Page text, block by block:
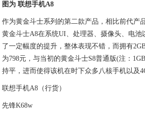
图为 联想手机A8
作为黄金斗士系列的第二款产品，相比前代产
黄金斗士A8在系统UI、处理器、摄像头、电池
了一定幅度的提升，整体表现不错，而拥有
为798元，与当初的黄金斗士S8普通版(注：
持平，进而使得该机在时下众多八核手机以及
联想手机A8（行货）
先锋K68w